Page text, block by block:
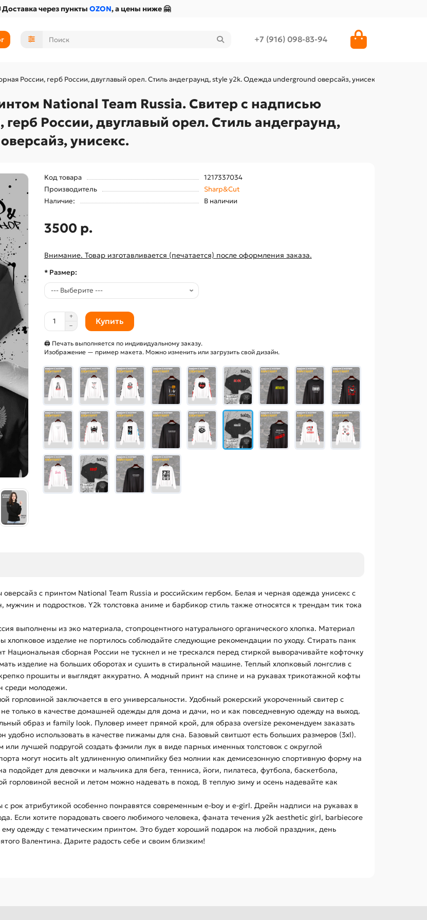
Доставка через пункты OZON, а цены ниже 🤗
+7 (916) 098-83-94
России, герб России, двуглавый орел. Стиль андеграунд, style y2k. Одежда underground оверсайз, унисекс.
National Team Russia. Свитер с надписью
России, двуглавый орел. Стиль андеграунд,
унисекс.
Код товара
1217337034
Производитель
Sharp&Cut
Наличие:
В наличии
3500 р.
Внимание. Товар изготавливается (печатается) после оформления заказа.
* Размер:
Купить
🖨 Печать выполняется по индивидуальному заказу.
Изображение — пример макета. Можно изменить или загрузить свой дизайн.
с принтом National Team Russia и российским гербом. Белая и черная одежда унисекс с
и подростков. Y2k толстовка аниме и барбикор стиль также относятся к трендам тик тока
выполнены из эко материала, стопроцентного натурального органического хлопка. Материал
хлопковое изделие не портилось соблюдайте следующие рекомендации по уходу. Стирать панк
сборная России не тускнел и не трескался перед стиркой выворачивайте кофточку
изделие на больших оборотах и сушить в стиральной машине. Теплый хлопковый лонгслив с
прошиты и выглядят аккуратно. А модный принт на спине и на рукавах трикотажной кофты
среди молодежи.
горловиной заключается в его универсальности. Удобный рокерский укороченный свитер с
только в качестве домашней одежды для дома и дачи, но и как повседневную одежду на выход.
образ и family look. Пуловер имеет прямой крой, для образа oversize рекомендуем заказать
использовать в качестве пижамы для сна. Базовый свитшот есть больших размеров (3xl).
лучшей подругой создать фэмили лук в виде парных именных толстовок с округлой
могут носить alt удлиненную олимпийку без молнии как демисезонную спортивную форму на
подойдет для девочки и мальчика для бега, тенниса, йоги, пилатеса, футбола, баскетбола,
горловиной весной и летом можно надевать в поход. В теплую зиму и осень надевайте как
рок атрибутикой особенно понравятся современным e-boy и e-girl. Дрейн надписи на рукавах в
Если хотите порадовать своего любимого человека, фаната течения y2k aesthetic girl, barbiecore
одежду с тематическим принтом. Это будет хороший подарок на любой праздник, день
Валентина. Дарите радость себе и своим близким!